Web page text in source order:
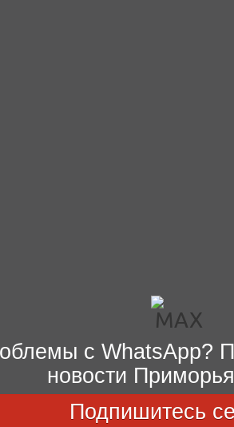
с WhatsApp?
новости
Подпишитесь